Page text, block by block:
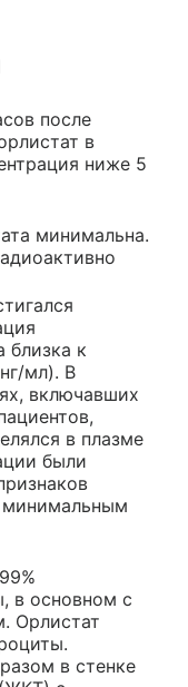
после
в
ниже 5
минимальна.
близка к
мл). В
включавших
в плазме
были
минимальным
в основном с
Орлистат
в стенке